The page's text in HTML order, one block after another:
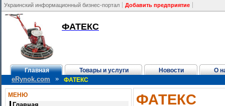
Украинский информационный бизнес-портал Добавить предприятие
ФАТЕКС
Главная Товары и услуги Новости О
eRynok.com » ФАТЕКС
МЕНЮ ФАТЕКС